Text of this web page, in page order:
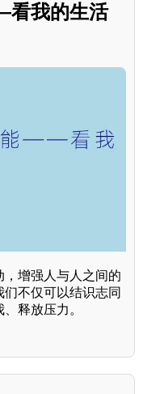
我的生活
增强人与人之间的
不仅可以结识志同
释放压力。